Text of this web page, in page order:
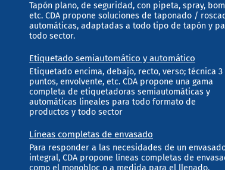
Tapón plano, de seguridad, con pipeta, spray,
etc. CDA propone soluciones de taponado /
automáticas, adaptadas a todo tipo de tapón y
todo sector.
Etiquetado semiautomático y automático
Etiquetado encima, debajo, recto, verso; técnica 3
puntos, envolvente, etc. CDA propone una gama
completa de etiquetadoras semiautomáticas y
automáticas lineales para todo formato de
productos y todo sector
Líneas completas de envasado
Para responder a las necesidades de un
integral, CDA propone líneas completas de